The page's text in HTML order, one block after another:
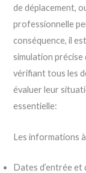
de déplacement,
professionnelle
conséquence, il
simulation
vérifiant tous les
évaluer leur
essentielle:
Les informations
Dates d’entrée